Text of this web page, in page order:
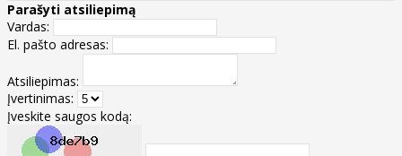
Parašyti atsiliepimą
Vardas:
El. pašto adresas:
Atsiliepimas:
Įvertinimas:
Įveskite saugos kodą: